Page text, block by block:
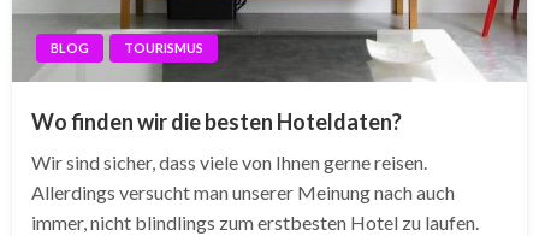
BLOG TOURISMUS
Wo finden wir die besten Hoteldaten?
Wir sind sicher, dass viele von Ihnen gerne reisen.
Allerdings versucht man unserer Meinung nach auch
immer, nicht blindlings zum erstbesten Hotel zu laufen.